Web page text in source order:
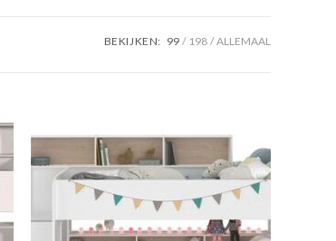
BEKIJKEN: 99 198 ALLEMAAL